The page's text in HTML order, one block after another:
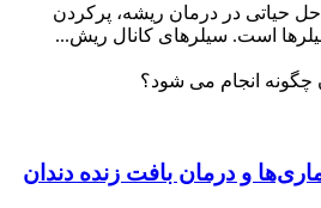
حیاتی در درمان ریشه، پرکردن
است. سیلرهای کانال ریش...
و درمان بافت زنده دندان